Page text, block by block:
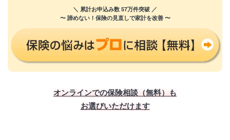
＼ 累計お申込み数 57万件突破 ／
〜 諦めない！保険の見直しで家計を改善 〜
オンラインでの保険相談（無料）も
お選びいただけます